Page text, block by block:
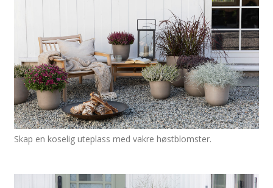
Skap en koselig uteplass med vakre høstblomster.